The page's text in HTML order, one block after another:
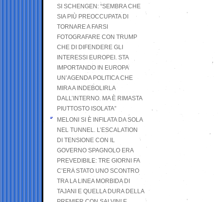
SI SCHENGEN: “SEMBRA CHE
SIA PIÙ PREOCCUPATA DI
TORNARE A FARSI
FOTOGRAFARE CON TRUMP
CHE DI DIFENDERE GLI
INTERESSI EUROPEI. STA
IMPORTANDO IN EUROPA
UN’AGENDA POLITICA CHE
MIRA A INDEBOLIRLA
DALL’INTERNO. MA È RIMASTA
PIUTTOSTO ISOLATA”
MELONI SI È INFILATA DA SOLA
NEL TUNNEL. L’ESCALATION
DI TENSIONE CON IL
GOVERNO SPAGNOLO ERA
PREVEDIBILE: TRE GIORNI FA
C’ERA STATO UNO SCONTRO
TRA LA LINEA MORBIDA DI
TAJANI E QUELLA DURA DELLA